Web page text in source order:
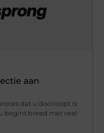
aan
dat u doorloopt is
begint breed met veel